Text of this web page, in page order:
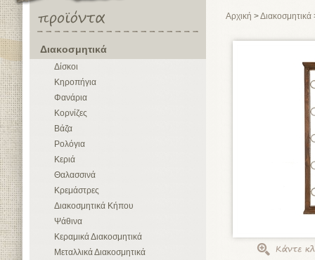
Διακοσμητικά
Δίσκοι
Κηροπήγια
Φανάρια
Κορνίζες
Βάζα
Ρολόγια
Κεριά
Θαλασσινά
Κρεμάστρες
Διακοσμητικά Κήπου
Ψάθινα
Κεραμικά Διακοσμητικά
Μεταλλικά Διακοσμητικά
Αρχική >Διακοσμητικά